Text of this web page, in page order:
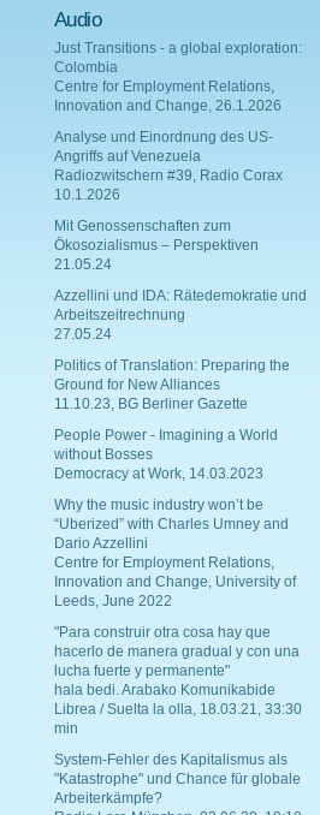
Audio
Just Transitions - a global exploration:
Colombia
Centre for Employment Relations,
Innovation and Change, 26.1.2026
Analyse und Einordnung des US-
Angriffs auf Venezuela
Radiozwitschern #39, Radio Corax
10.1.2026
Mit Genossenschaften zum
Ökosozialismus – Perspektiven
21.05.24
Azzellini und IDA: Rätedemokratie und
Arbeitszeitrechnung
27.05.24
Politics of Translation: Preparing the
Ground for New Alliances
11.10.23, BG Berliner Gazette
People Power - Imagining a World
without Bosses
Democracy at Work, 14.03.2023
Why the music industry won’t be
“Uberized” with Charles Umney and
Dario Azzellini
Centre for Employment Relations,
Innovation and Change, University of
Leeds, June 2022
"Para construir otra cosa hay que
hacerlo de manera gradual y con una
lucha fuerte y permanente"
hala bedi. Arabako Komunikabide
Librea / Suelta la olla, 18.03.21, 33:30
min
System-Fehler des Kapitalismus als
"Katastrophe" und Chance für globale
Arbeiterkämpfe?